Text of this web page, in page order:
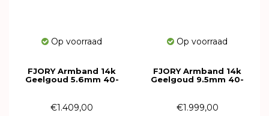
Op voorraad
FJORY Armband 14k
Geelgoud 5.6mm 40-
€1.409,00
Op voorraad
FJORY Armband 14k
Geelgoud 9.5mm 40-
€1.999,00